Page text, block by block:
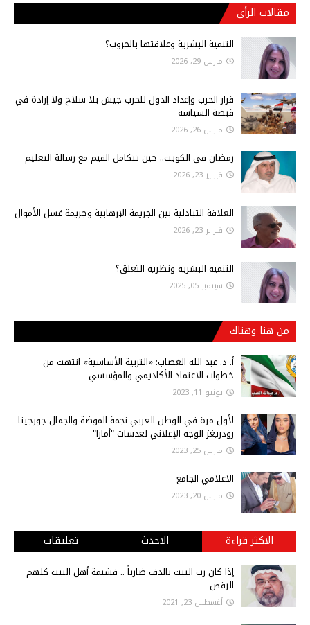
مقالات الرأي
التنمية البشرية وعلاقتها بالحروب؟
مارس 29, 2026
قرار الحرب وإعداد الدول للحرب جيش بلا سلاح ولا إرادة في
قبضة السياسة
مارس 26, 2026
رمضان في الكويت.. حين تتكامل القيم مع رسالة التعليم
فبراير 23, 2026
العلاقة التبادلية بين الجريمة الإرهابية وجريمة غسل الأموال
فبراير 23, 2026
التنمية البشرية ونظرية التعلق؟
سبتمبر 05, 2025
من هنا وهناك
أ‌. د. عبد الله الغصاب: «التربية الأساسية» انتهت من
خطوات الاعتماد الأكاديمي والمؤسسي
يونيو 11, 2023
لأول مرة في الوطن العربي نجمة الموضة والجمال جورجينا
رودريغز الوجه الإعلاني لعدسات "أمارا"
مارس 25, 2023
الاعلامي الجامع
مارس 20, 2023
الاكثر قراءة الاحدث تعليقات
إذا كان رب البيت بالدف ضارباً .. فشيمة أهل البيت كلهم
الرقص
أغسطس 23, 2021